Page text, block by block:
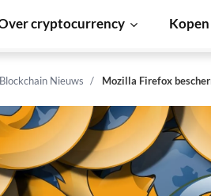
cryptocurrency
Blockchain Nieuws Mozilla Firefox